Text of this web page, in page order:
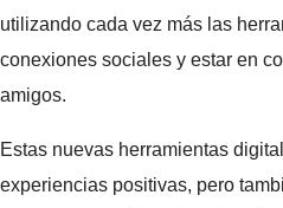
utilizando cada vez más las
conexiones sociales y estar en
amigos.
Estas nuevas herramientas
experiencias positivas, pero